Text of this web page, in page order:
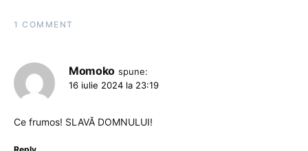
1 COMMENT
Momoko spune:
16 iulie 2024 la 23:19
Ce frumos! SLAVĂ DOMNULUI!